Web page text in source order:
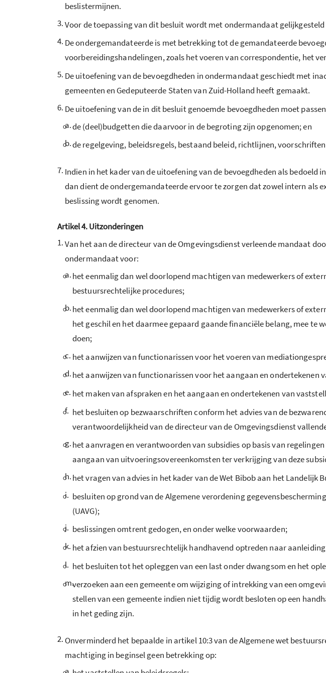
beslistermijnen.
3.Voor de toepassing van dit besluit wordt met ondermandaat
4. De ondergemandateerde is met betrekking tot de gemandateerde
voorbereidingshandelingen, zoals het voeren van correspondentie, het
5. De uitoefening van de bevoegdheden in ondermandaat geschiedt met
gemeenten en Gedeputeerde Staten van Zuid-Holland heeft gemaakt.
6. De uitoefening van de in dit besluit genoemde bevoegdheden moet
a.de (deel)budgetten die daarvoor in de begroting zijn opgenomen; en
b.de regelgeving, beleidsregels, bestaand beleid, richtlijnen,
7. Indien in het kader van de uitoefening van de bevoegdheden als
dan dient de ondergemandateerde ervoor te zorgen dat zowel intern
beslissing wordt genomen.
Artikel 4. Uitzonderingen
1.Van het aan de directeur van de Omgevingsdienst verleende mandaat
ondermandaat voor:
a.het eenmalig dan wel doorlopend machtigen van medewerkers of
bestuursrechtelijke procedures;
b.het eenmalig dan wel doorlopend machtigen van medewerkers of
het geschil en het daarmee gepaard gaande financiële belang, mee te
doen;
c. het aanwijzen van functionarissen voor het voeren van
d.het aanwijzen van functionarissen voor het aangaan en ondertekenen
e. het maken van afspraken en het aangaan en ondertekenen van
f. het besluiten op bezwaarschriften conform het advies van de
verantwoordelijkheid van de directeur van de Omgevingsdienst
g.het aanvragen en verantwoorden van subsidies op basis van
aangaan van uitvoeringsovereenkomsten ter verkrijging van deze
h.het vragen van advies in het kader van de Wet Bibob aan het Landelijk
i. besluiten op grond van de Algemene verordening
(UAVG);
j. beslissingen omtrent gedogen, en onder welke voorwaarden;
k. het afzien van bestuursrechtelijk handhavend optreden naar
l. het besluiten tot het opleggen van een last onder dwangsom en het
m.verzoeken aan een gemeente om wijziging of intrekking van een
stellen van een gemeente indien niet tijdig wordt besloten op een
in het geding zijn.
2. Onverminderd het bepaalde in artikel 10:3 van de Algemene wet
machtiging in beginsel geen betrekking op:
a.